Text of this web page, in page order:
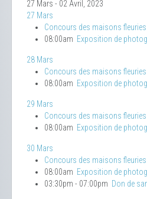
27 Mars - 02 Avril, 2023
27 Mars
Concours des maisons
08:00am Exposition de
28 Mars
Concours des maisons
08:00am Exposition de
29 Mars
Concours des maisons
08:00am Exposition de
30 Mars
Concours des maisons
08:00am Exposition de
03:30pm - 07:00pm Don de